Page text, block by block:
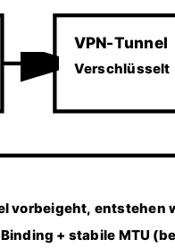
VPN-Tunnel
Verschlüsselt
vorbeigeht,
+ stabile MTU